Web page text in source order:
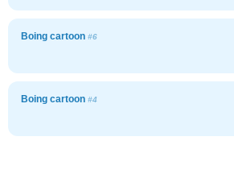
Boing cartoon #6
Boing cartoon #4